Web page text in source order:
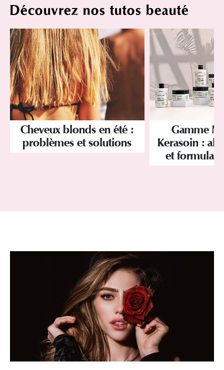
Découvrez nos tutos beauté
Cheveux blonds en été :
problèmes et solutions
Gamme
Kerasoin :
et